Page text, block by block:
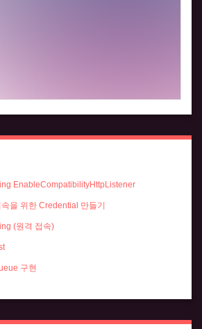
EnableCompatibilityHttpListener
을 위한 Credential 만들기
(원격 접속)
구현